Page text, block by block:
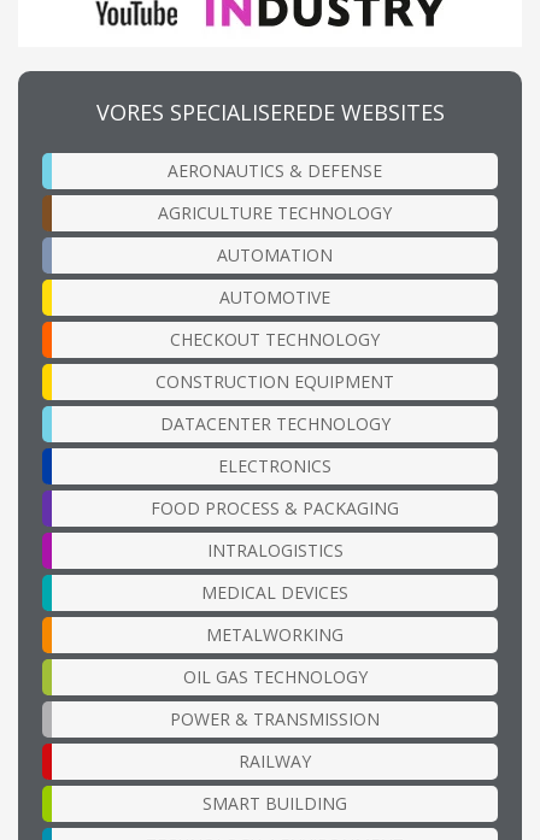
VORES SPECIALISEREDE WEBSITES
AERONAUTICS & DEFENSE
AGRICULTURE TECHNOLOGY
AUTOMATION
AUTOMOTIVE
CHECKOUT TECHNOLOGY
CONSTRUCTION EQUIPMENT
DATACENTER TECHNOLOGY
ELECTRONICS
FOOD PROCESS & PACKAGING
INTRALOGISTICS
MEDICAL DEVICES
METALWORKING
OIL GAS TECHNOLOGY
POWER & TRANSMISSION
RAILWAY
SMART BUILDING